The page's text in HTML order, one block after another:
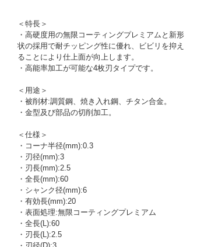
＜特長＞
・高硬度用の無限コーティングプレミアムと新形
状の採用で耐チッピング性に優れ、ビビリを抑え
ることにより仕上面が向上します。
・高能率加工が可能な4枚刃タイプです。
＜用途＞
・被削材:調質鋼、焼き入れ鋼、チタン合金。
・金型及び部品の切削加工。
＜仕様＞
・コーナ半径(mm):0.3
・刃径(mm):3
・刃長(mm):2.5
・全長(mm):60
・シャンク径(mm):6
・有効長(mm):20
・表面処理:無限コーティングプレミアム
・全長(L):60
・刃長(L):2.5